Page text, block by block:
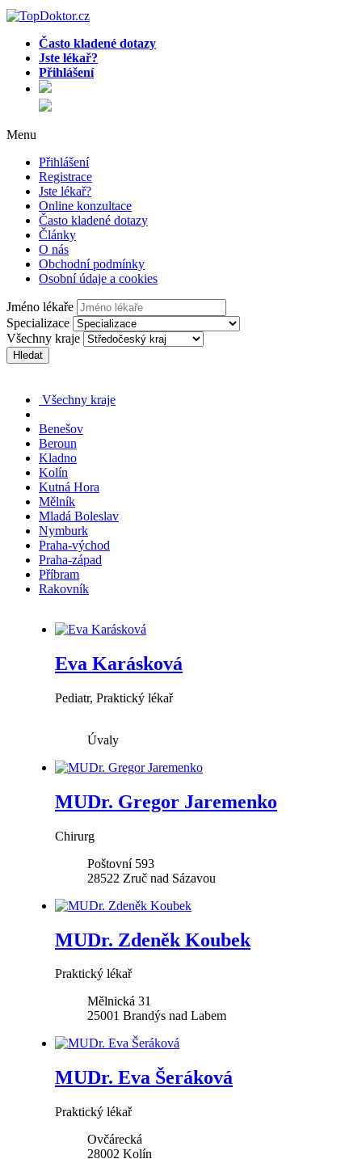
Často kladené dotazy
Jste lékař?
Přihlášení
Menu
Přihlášení
Registrace
Jste lékař?
Online konzultace
Často kladené dotazy
Články
O nás
Obchodní podmínky
Osobní údaje a cookies
Jméno lékaře
Specializace
Všechny kraje
Hledat
Všechny kraje
Benešov
Beroun
Kladno
Kolín
Kutná Hora
Mělník
Mladá Boleslav
Nymburk
Praha-východ
Praha-západ
Příbram
Rakovník
Eva Karásková
Pediatr, Praktický lékař
Úvaly
MUDr. Gregor Jaremenko
Chirurg
Poštovní 593
28522 Zruč nad Sázavou
MUDr. Zdeněk Koubek
Praktický lékař
Mělnická 31
25001 Brandýs nad Labem
MUDr. Eva Šeráková
Praktický lékař
Ovčárecká
28002 Kolín